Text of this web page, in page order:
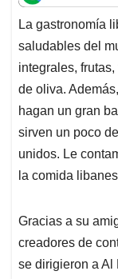
t
s
A
p
p
e
b
o
o
k
La gastronomía
saludables del
integrales,
de oliva.
hagan un gran
sirven un poco
unidos. Le
la comida
Gracias a su
creadores de
se dirigieron a Al